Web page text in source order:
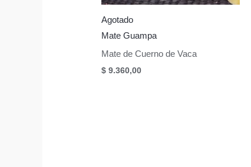
Agotado
Mate Guampa
Mate de Cuerno de Vaca
$ 9.360,00